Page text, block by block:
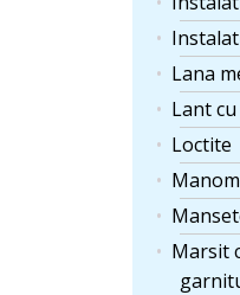
Lana
Lant
Loctite
Marsit